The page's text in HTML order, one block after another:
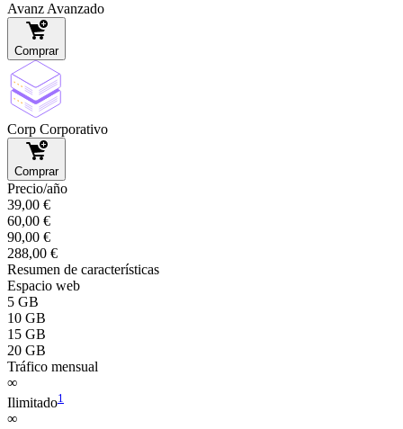
Avanz Avanzado
Comprar
Corp Corporativo
Comprar
Precio/año
39,00 €
60,00 €
90,00 €
288,00 €
Resumen de características
Espacio web
5 GB
10 GB
15 GB
20 GB
Tráfico mensual
∞
Ilimitado1
∞